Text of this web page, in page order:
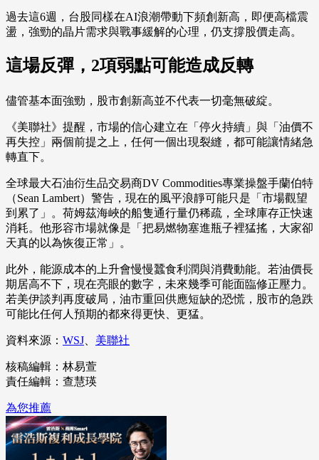
過去這6週，台股同樣在AI浪潮帶動下頻創新高，即便高檔震
盪，強勁的晶片需求與戰事緩解的心理，仍支撐股價走高。
這場反彈，2項弱點可能造成反轉
儘管基本面強勁，股市創新高並不代表一切毫無破綻。
《美聯社》提醒，市場的信心建立在「停火持續」與「油價不
再失控」兩個前提之上，任何一個出現裂縫，都可能讓情緒急
轉直下。
全球最大石油衍生品交易商DV Commodities專業操盤手蘭伯特
（Sean Lambert）警告，現在的風平浪靜可能只是「市場觀望
到累了」。荷姆茲海峽的船隻通行量仍稀疏，全球庫存正快速
消耗。他形容市場就像是「把易燃物塞進瓶子裡猛搖，大家卻
天真的以為恢復正常」。
此外，能源成本的上升會慢慢蠶食利潤與消費動能。若油價長
期居高不下，現在亮眼的數字，未來幾季可能面臨修正壓力。
若美伊談判再度破局，油市重回供應短缺的恐慌，股市的急跌
可能比任何人預期的都來得更快、更猛。
資料來源： WSJ 美聯社
核稿編輯：林易萱
責任編輯：查慧瑛
為您推薦